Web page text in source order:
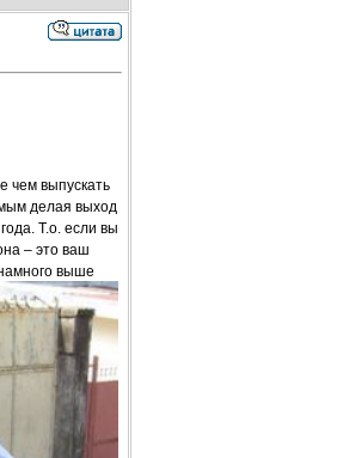
чем выпускать
делая выход
Т.о. если вы
– это ваш
выше